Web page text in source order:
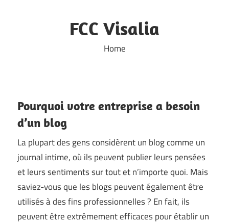
FCC Visalia
Home
Pourquoi votre entreprise a besoin
d’un blog
La plupart des gens considèrent un blog comme un
journal intime, où ils peuvent publier leurs pensées
et leurs sentiments sur tout et n’importe quoi. Mais
saviez-vous que les blogs peuvent également être
utilisés à des fins professionnelles ? En fait, ils
peuvent être extrêmement efficaces pour établir un